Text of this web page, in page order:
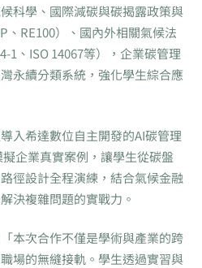
科學、國際減碳與碳揭露政策與
、RE100）、國內外相關氣候法
1、ISO 14067等），企業碳管理
永續分類系統，強化學生綜合應
入希達數位自主開發的AI碳管理
企業真實案例，讓學生從碳盤
徑設計全程演練，結合氣候金融
決複雜問題的實戰力。
本次合作不僅是學術與產業的跨
場的無縫接軌。學生透過實習與